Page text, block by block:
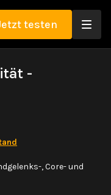
testen
-
, Core- und
der Wand. Es bereitet